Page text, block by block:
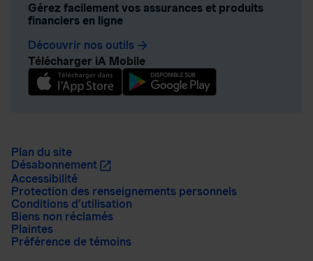
Gérez facilement vos assurances et produits
financiers en ligne
Découvrir nos outils arrow_forward
Télécharger iA Mobile
Plan du site
Désabonnement
Accessibilité
Protection des renseignements personnels
Conditions d’utilisation
Biens non réclamés
Plaintes
Préférence de témoins